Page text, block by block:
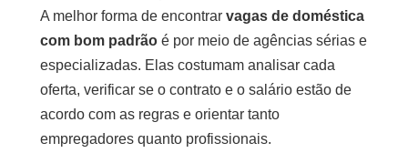
A melhor forma de encontrar vagas de doméstica
com bom padrão é por meio de agências sérias e
especializadas. Elas costumam analisar cada
oferta, verificar se o contrato e o salário estão de
acordo com as regras e orientar tanto
empregadores quanto profissionais.